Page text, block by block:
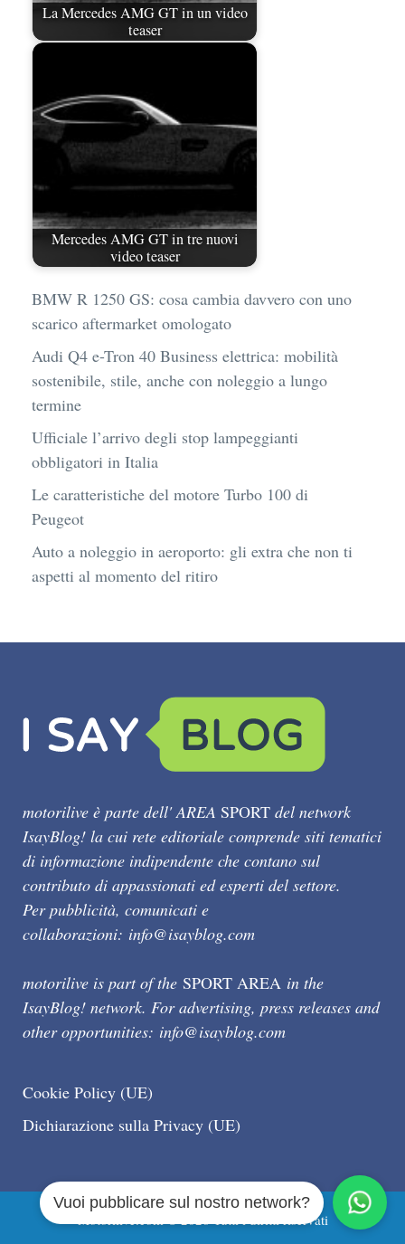
La Mercedes AMG GT in un video
teaser
Mercedes AMG GT in tre nuovi
video teaser
BMW R 1250 GS: cosa cambia davvero con uno
scarico aftermarket omologato
Audi Q4 e-Tron 40 Business elettrica: mobilità
sostenibile, stile, anche con noleggio a lungo
termine
Ufficiale l’arrivo degli stop lampeggianti
obbligatori in Italia
Le caratteristiche del motore Turbo 100 di
Peugeot
Auto a noleggio in aeroporto: gli extra che non ti
aspetti al momento del ritiro
motorilive è parte dell' AREA SPORT del network
IsayBlog! la cui rete editoriale comprende siti tematici
di informazione indipendente che contano sul
contributo di appassionati ed esperti del settore.
Per pubblicità, comunicati e
collaborazioni: info@isayblog.com
motorilive is part of the SPORT AREA in the
IsayBlog! network. For advertising, press releases and
other opportunities: info@isayblog.com
Cookie Policy (UE)
Dichiarazione sulla Privacy (UE)
Motorilive.com © 2026 Tutti i diritti riservati
Vuoi pubblicare sul nostro network?